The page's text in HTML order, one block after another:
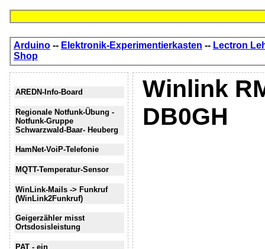
Arduino-- Elektronik-Experimentierkasten -- Lectron
Shop
AREDN-Info-Board
Regionale Notfunk-Übung -
Notfunk-Gruppe
Schwarzwald-Baar- Heuberg
HamNet-VoiP-Telefonie
MQTT-Temperatur-Sensor
WinLink-Mails -> Funkruf
(WinLink2Funkruf)
Geigerzähler misst
Ortsdosisleistung
PAT - ein
Winlink
DB0GH